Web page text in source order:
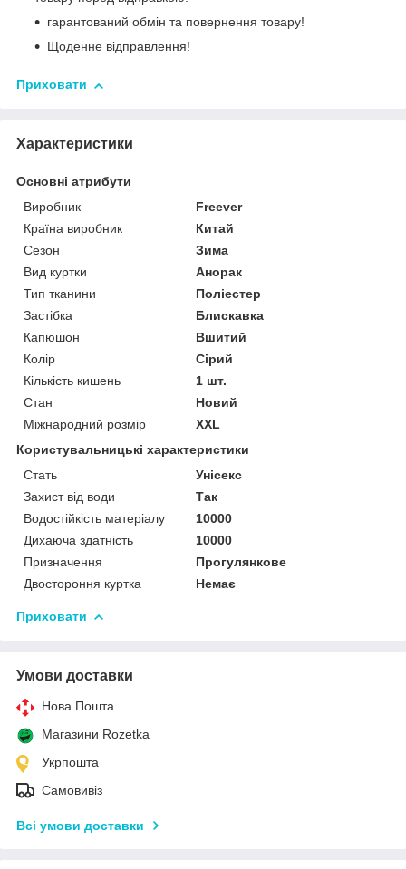
гарантований обмін та повернення товару!
Щоденне відправлення!
Приховати
Характеристики
Основні атрибути
Виробник
Freever
Країна виробник
Китай
Сезон
Зима
Вид куртки
Анорак
Тип тканини
Поліестер
Застібка
Блискавка
Капюшон
Вшитий
Колір
Сірий
Кількість кишень
1 шт.
Стан
Новий
Міжнародний розмір
XXL
Користувальницькі характеристики
Стать
Унісекс
Захист від води
Так
Водостійкість матеріалу
10000
Дихаюча здатність
10000
Призначення
Прогулянкове
Двостороння куртка
Немає
Приховати
Умови доставки
Нова Пошта
Магазини Rozetka
Укрпошта
Самовивіз
Всі умови доставки